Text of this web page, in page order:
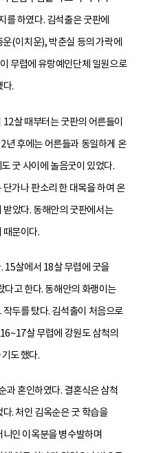
하였다. 김석출은 굿판에
(이치운), 박춘실 등의 가락에
무렵에 유랑예인단체 일원으로
다.
살 때부터는 굿판의 어른들이
년 후에는 어른들과 동일하게 온
굿 사이에 놀음굿이 있었다.
가나 판소리 한 대목을 하여 온
았다. 동해안의 굿판에서는
때문이다.
15살에서 18살 무렵에 굿을
다고 한다. 동해안의 화랭이는
두를 탔다. 김석출이 처음으로
살 무렵에 강원도 삼척의
도 했다.
과 혼인하였다. 결혼식은 삼척
. 처인 김옥순은 굿 학습을
인 이옥분을 병수발하며